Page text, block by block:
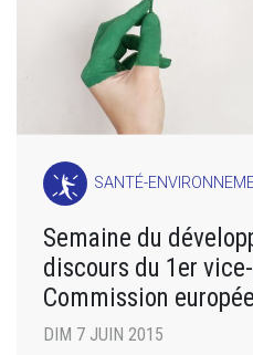
SANTÉ-
Semaine du
discours du 1er
Commission
DIM 7 JUIN 2015